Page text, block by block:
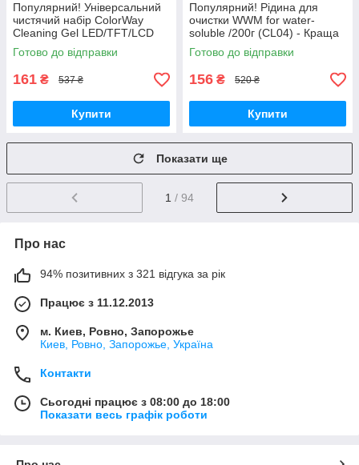
Популярний! Універсальний
чистячий набір ColorWay
Cleaning Gel LED/TFT/LCD
(CW-5151) - Краща якість
тільки на Nukleon.com.ua
Готово до відправки
161 ₴ 537 ₴
Купити
Популярний! Рідина для
очистки WWM for water-
soluble /200г (CL04) - Краща
якість тільки на
Nukleon.com.ua
Готово до відправки
156 ₴ 520 ₴
Купити
Показати ще
1 / 94
Про нас
94% позитивних з 321 відгука за рік
Працює з 11.12.2013
м. Киев, Ровно, Запорожье
Киев, Ровно, Запорожье, Україна
Контакти
Сьогодні працює з 08:00 до 18:00
Показати весь графік роботи